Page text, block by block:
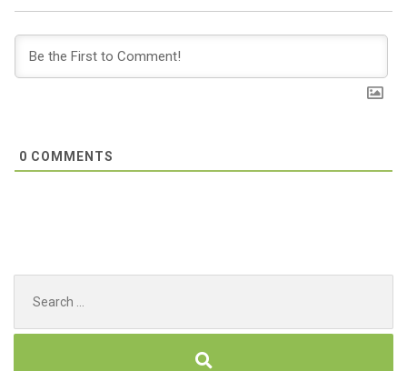
0 COMMENTS
for: